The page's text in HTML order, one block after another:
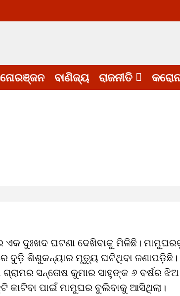
ବାଣିଜ୍ୟ ରାଜନୀତି
ଏକ ଦୁଃଖଦ ଘଟଣା ଦେଖିବାକୁ ମିଳିଛି।
ବୁଡ଼ି ଶିଶୁକନ୍ୟାର ମୃତ୍ୟୁ ଘଟିଥିବା ଜଣାପଡ଼ିଛି।
ସନ୍ତୋଷ କୁମାର ସାହୁଙ୍କ ୬ ବର୍ଷର ଝିଅ
କାଟିବା ପାଇଁ ମାମୁଘର ବୁଲିବାକୁ ଆସିଥିଲା।